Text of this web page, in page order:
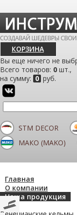
КОРЗИНА
Вы еще ничего не
Всего товаров: 0 шт.,
на сумму: 0 руб.
STM DECOR
МАКО (MAKO)
Главная
О компании
Наша продукция